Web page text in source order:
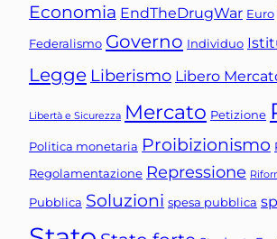
Economia EndTheDrugWar Euro
Federalismo Governo Individuo
Legge Liberismo Libero
Libertà e Sicurezza Mercato Petizione
Politica monetaria Proibizionismo
Regolamentazione Repressione
Pubblica Soluzioni spesa pubblica